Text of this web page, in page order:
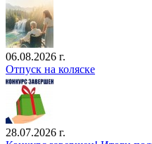
06.08.2026 г.
Отпуск на коляске
28.07.2026 г.